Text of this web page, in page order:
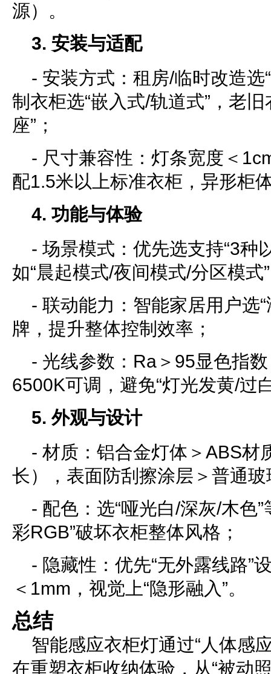
源）。
3. 安装与适配
- 安装方式：租房/临时改造选
制衣柜选“嵌入式/轨道式”，老
座”；
- 尺寸兼容性：灯条宽度＜
配1.5米以上标准衣柜，异形柜
4. 功能与体验
- 场景模式：优先选支持“3种
如“晨起模式/夜间模式/分区模式
- 联动能力：智能家居用户选
牌，提升整体控制效率；
- 光线参数：Ra＞95显色指
6500K可调，避免“灯光发黄/过
5. 外观与设计
- 材质：铝合金灯体＞ABS材
长），表面防刮擦涂层＞普通玻
- 配色：选“哑光白/深灰/木色
彩RGB”破坏衣柜整体风格；
- 隐藏性：优先“无外露线路”
＜1mm，视觉上“隐形融入”。
总结
智能感应衣柜灯通过“人体感
在重塑衣柜收纳体验，从“被动